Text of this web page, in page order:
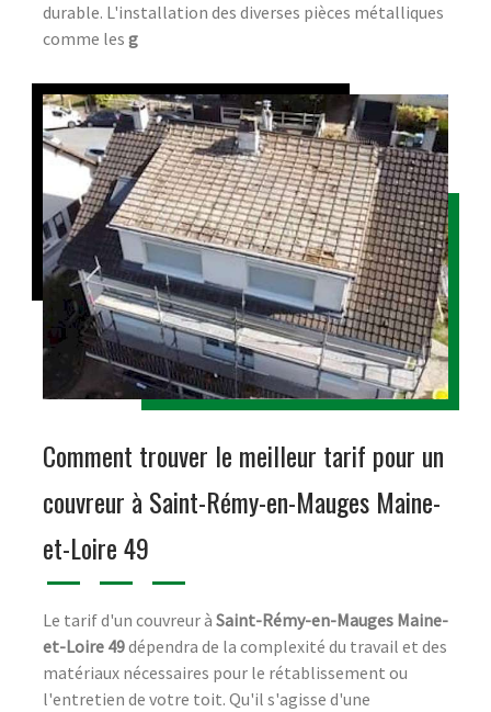
durable. L'installation des diverses pièces métalliques
comme les g
Comment trouver le meilleur tarif pour un
couvreur à Saint-Rémy-en-Mauges Maine-
et-Loire 49
Le tarif d'un couvreur à Saint-Rémy-en-Mauges Maine-
et-Loire 49dépendra de la complexité du travail et des
matériaux nécessaires pour le rétablissement ou
l'entretien de votre toit. Qu'il s'agisse d'une